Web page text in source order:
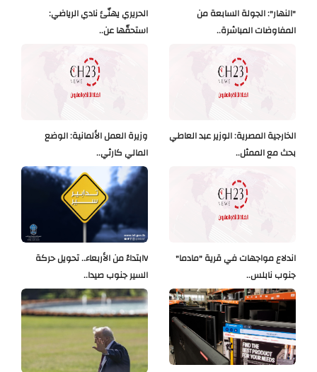
الحريري يهنّئ نادي الرياضي:
استحقّها عن..
"النهار": الجولة السابعة من
المفاوضات المباشرة..
وزيرة العمل الألمانية: الوضع
المالي كارثي..
الخارجية المصرية: الوزير عبد العاطي
بحث مع الممثل..
Vابتداءً من الأربعاء.. تحويل حركة
السير جنوب صيدا..
اندلاع مواجهات في قرية "مادما"
جنوب نابلس..